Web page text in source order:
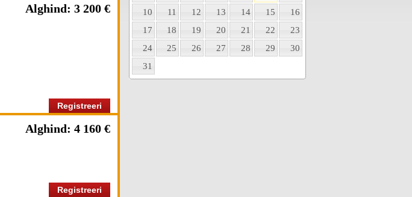
Alghind: 3 200 €
Registreeri
Alghind: 4 160 €
Registreeri
10
11 12 13 14 15
16
17
18 19 20 21 22
23
24
25 26 27 28 29
30
31